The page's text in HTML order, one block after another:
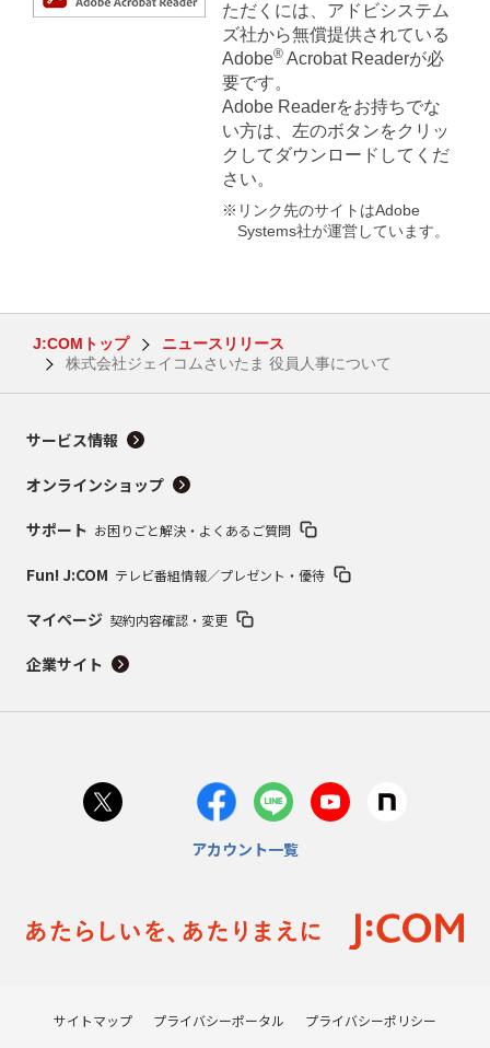
ただくには、アドビシステム
ズ社から無償提供されている
Adobe®Acrobat Readerが必
要です。
Adobe Readerをお持ちでな
い方は、左のボタンをクリッ
クしてダウンロードしてくだ
さい。
※リンク先のサイトはAdobe
Systems社が運営しています。
J:COMトップ
ニュースリリース
株式会社ジェイコムさいたま 役員人事について
サービス情報
オンラインショップ
サポート お困りごと解決・よくあるご質問
Fun! J:COM テレビ番組情報／プレゼント・優待
マイページ 契約内容確認・変更
企業サイト
アカウント一覧
サイトマップ プライバシーポータル
プライバシーポリシー